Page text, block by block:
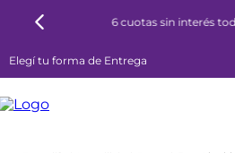
6 cuotas sin interés
Elegí tu forma de Entrega